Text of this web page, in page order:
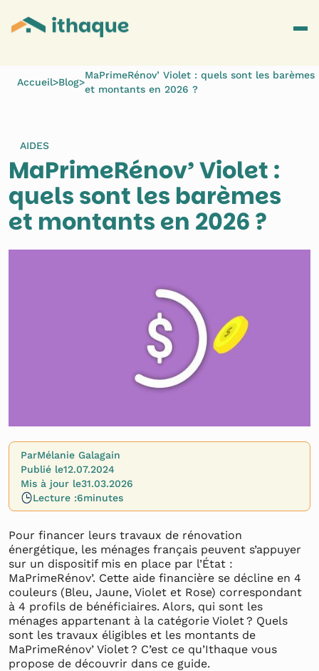
Accueil>Blog>
MaPrimeRénov’ Violet : quels sont les barèmes
et montants en 2026 ?
AIDES
MaPrimeRénov’ Violet :
quels sont les barèmes
et montants en 2026 ?
ParMélanie Galagain
Publié le12.07.2024
Mis à jour le31.03.2026
Lecture :6minutes
Pour financer leurs travaux de rénovation
énergétique, les ménages français peuvent s’appuyer
sur un dispositif mis en place par l’État :
MaPrimeRénov’. Cette aide financière se décline en 4
couleurs (Bleu, Jaune, Violet et Rose) correspondant
à 4 profils de bénéficiaires. Alors, qui sont les
ménages appartenant à la catégorie Violet ? Quels
sont les travaux éligibles et les montants de
MaPrimeRénov’ Violet ? C’est ce qu’Ithaque vous
propose de découvrir dans ce guide.